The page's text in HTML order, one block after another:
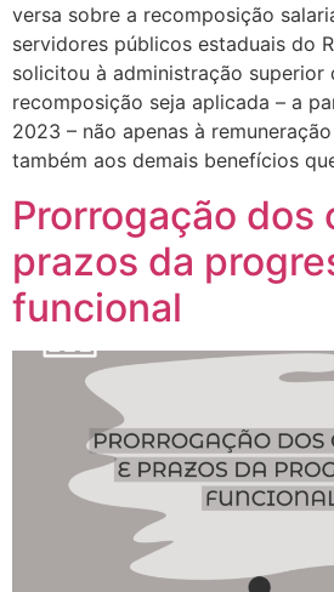
versa sobre a recomposição
servidores públicos estaduais do
solicitou à administração superior
recomposição seja aplicada – a
2023 – não apenas à
também aos demais benefícios
Prorrogação dos
prazos da
funcional